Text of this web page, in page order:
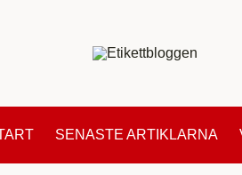
SENASTE ARTIKLARNA